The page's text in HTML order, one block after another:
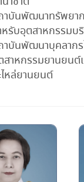
าบันพัฒนาทรัพยา
หรับอุตสาหกรรมบ
าบันพัฒนาบุคลากร
สาหกรรมยานยนต์
ไหล่ยานยนต์